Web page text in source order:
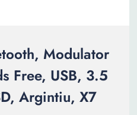
Modulator
Free, USB, 3.5
Argintiu, X7